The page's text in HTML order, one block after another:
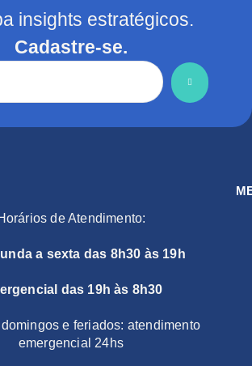
insights estratégicos.
Cadastre-se.
de Atendimento:
a sexta das 8h30 às 19h
das 19h às 8h30
e feriados: atendimento
emergencial 24hs